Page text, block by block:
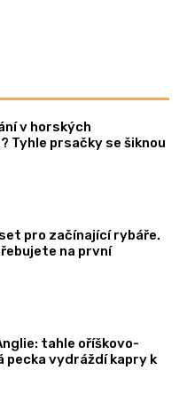
v horských
Tyhle prsačky se šiknou
pro začínající rybáře.
na první
tahle oříškovo-
pecka vydráždí kapry k